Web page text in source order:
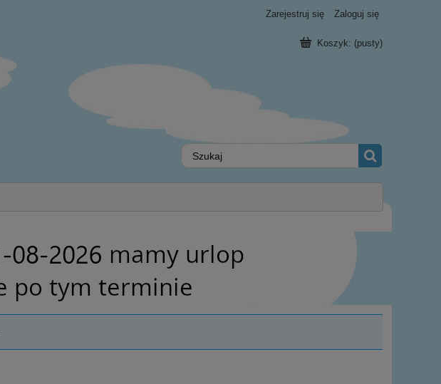
Zarejestruj się Zaloguj się
Koszyk: (pusty)